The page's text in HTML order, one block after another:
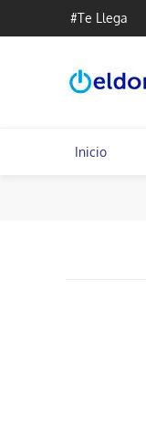
#Te Llega
Inicio